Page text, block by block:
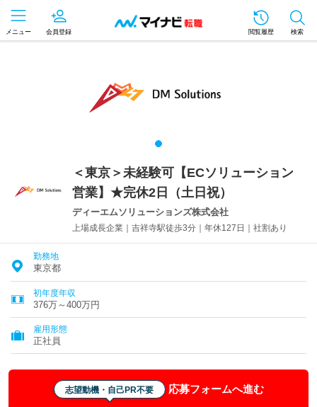
メニュー 会員登録 閲覧履歴 検索
＜東京＞未経験可【ECソリューション
営業】★完休2日（土日祝）
ディーエムソリューションズ株式会社
上場成長企業｜吉祥寺駅徒歩3分｜年休127日｜社割あり
勤務地
東京都
初年度年収
376万～400万円
雇用形態
正社員
志望動機・自己PR不要 応募フォームへ進む